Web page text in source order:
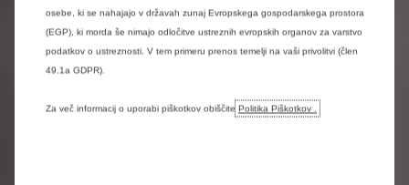
vključeno v ceno
osebe, ki se nahajajo v državah zunaj Evropskega gospodarskega prostora
(EGP), ki morda še nimajo odločitve ustreznih evropskih organov za varstvo
podatkov o ustreznosti. V tem primeru prenos temelji na vaši privolitvi (člen
49.1a GDPR).
Za več informacij o uporabi piškotkov obiščite Politika Piškotkov .